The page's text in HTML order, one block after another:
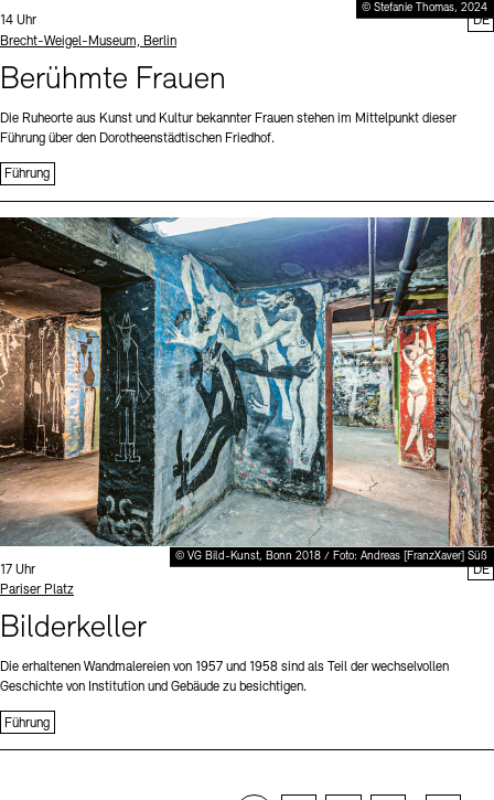
© Stefanie Thomas, 2024
Uhrzeit:
14 Uhr
Standort
Brecht-Weigel-Museum, Berlin
Berühmte Frauen
Die Ruheorte aus Kunst und Kultur bekannter Frauen stehen im Mittelpunkt dieser
Führung über den Dorotheenstädtischen Friedhof.
Führung
DE
© VG Bild-Kunst, Bonn 2018 / Foto: Andreas [FranzXaver] Süß
Uhrzeit:
17 Uhr
Standort
Pariser Platz
Bilderkeller
Die erhaltenen Wandmalereien von 1957 und 1958 sind als Teil der wechselvollen
Geschichte von Institution und Gebäude zu besichtigen.
Führung
DE